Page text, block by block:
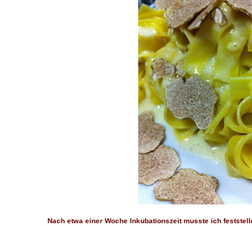
Nach etwa einer Woche Inkubationszeit musste ich